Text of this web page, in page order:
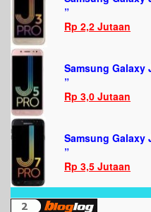
”
Rp 2,2 Jutaan
Samsung Galaxy
”
Rp 3,0 Jutaan
Samsung Galaxy
”
Rp 3,5 Jutaan